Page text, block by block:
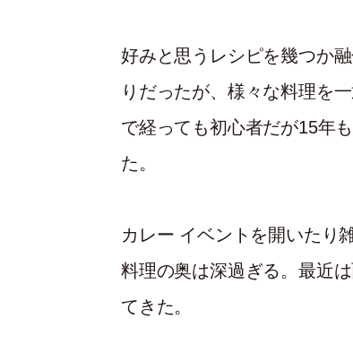
好みと思うレシピを幾つか
りだったが、様々な料理を
で経っても初心者だが15年
た。
カレー イベントを開いたり
料理の奥は深過ぎる。最近
てきた。